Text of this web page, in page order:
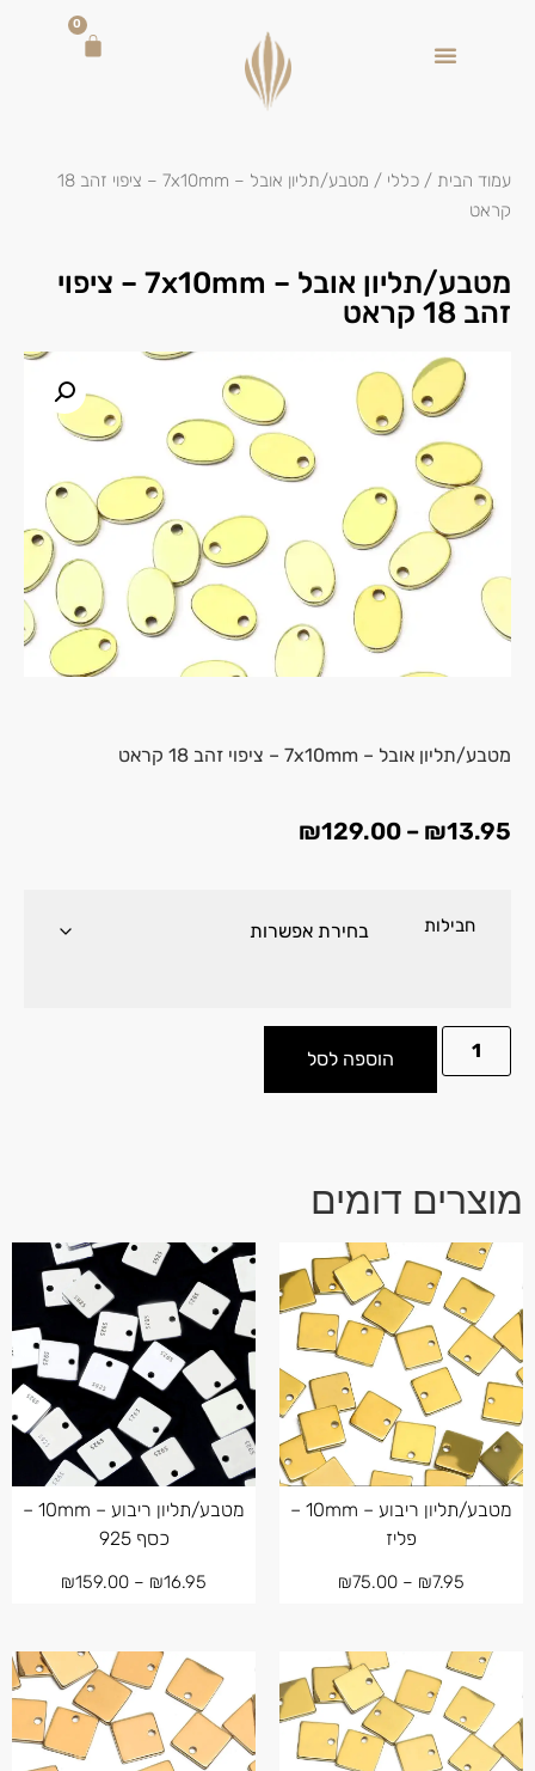
0
עמוד הבית / כללי
/ מטבע/תליון אובל – 7x10mm – ציפוי זהב 18
קראט
מטבע/תליון אובל – 7x10mm – ציפוי
זהב 18 קראט
מטבע/תליון אובל – 7x10mm – ציפוי זהב 18 קראט
₪13.95
–
₪129.00
חבילות
הוספה לסל
מוצרים דומים
מטבע/תליון ריבוע – 10mm –
פליז
₪7.95
–
₪75.00
מטבע/תליון ריבוע – 10mm –
כסף 925
₪16.95
–
₪159.00